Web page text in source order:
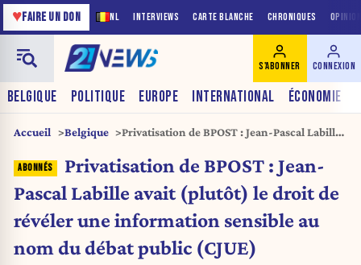
NL INTERVIEWS CARTE BLANCHE CHRONIQUES
♥FAIRE UN DON
BELGIQUE POLITIQUE EUROPE INTERNATIONAL ÉCONOMIE
S'ABONNER CONNEXION
Accueil Belgique
Privatisation de BPOST : Jean-Pascal Labille
information sensible au nom du débat
public (CJUE)
Privatisation de BPOST : Jean-
Pascal Labille avait (plutôt) le droit de
révéler une information sensible au
nom du débat public (CJUE)